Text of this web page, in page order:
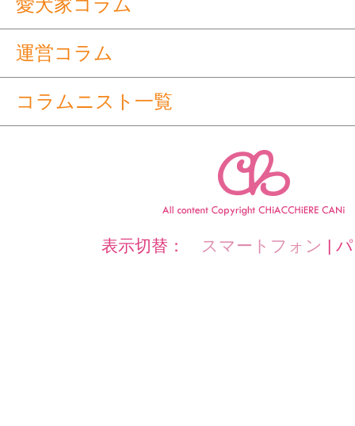
愛犬家コラム
運営コラム
コラムニスト一覧
表示切替： スマートフォン |